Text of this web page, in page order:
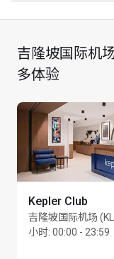
最长逗留时间：3
每位持卡人最多
吉隆坡国际机
多体验
Kepler Club
吉隆坡国际机场
小时: 00:00 - 23:59